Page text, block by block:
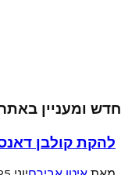
חדש ומעניין
להקת קולבן